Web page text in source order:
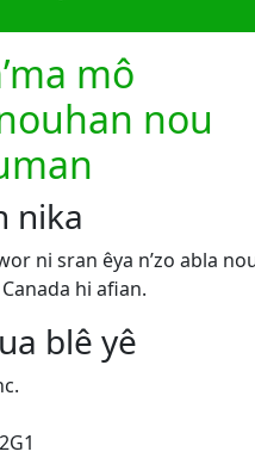
mô
nou
nika
ni sran êya n’zo abla
hi afian.
blê yê